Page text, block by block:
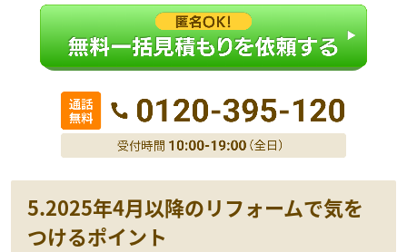
5.2025年4月以降のリフォームで気を
つけるポイント